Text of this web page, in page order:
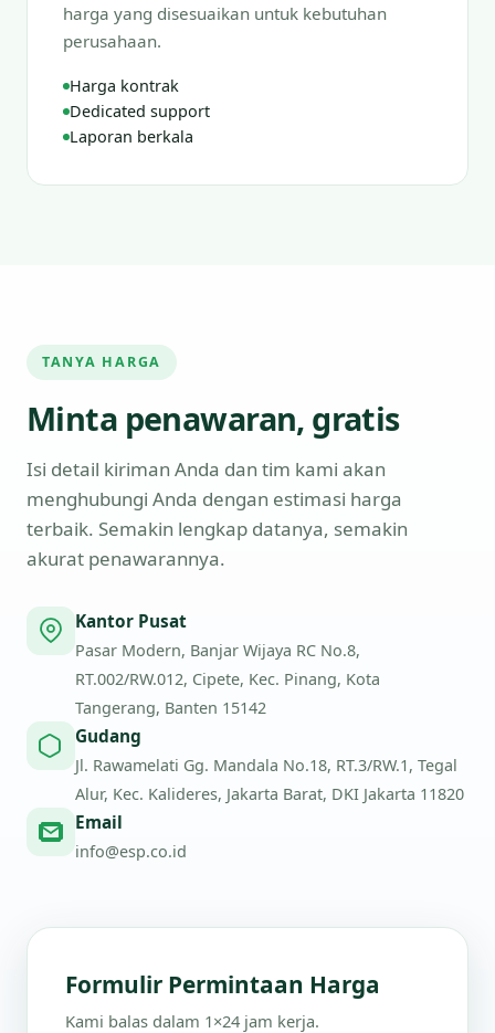
harga yang disesuaikan untuk kebutuhan
perusahaan.
Harga kontrak
Dedicated support
Laporan berkala
TANYA HARGA
Minta penawaran, gratis
Isi detail kiriman Anda dan tim kami akan
menghubungi Anda dengan estimasi harga
terbaik. Semakin lengkap datanya, semakin
akurat penawarannya.
Kantor Pusat
Pasar Modern, Banjar Wijaya RC No.8,
RT.002/RW.012, Cipete, Kec. Pinang, Kota
Tangerang, Banten 15142
Gudang
Jl. Rawamelati Gg. Mandala No.18, RT.3/RW.1, Tegal
Alur, Kec. Kalideres, Jakarta Barat, DKI Jakarta 11820
Email
info@esp.co.id
Formulir Permintaan Harga
Kami balas dalam 1×24 jam kerja.